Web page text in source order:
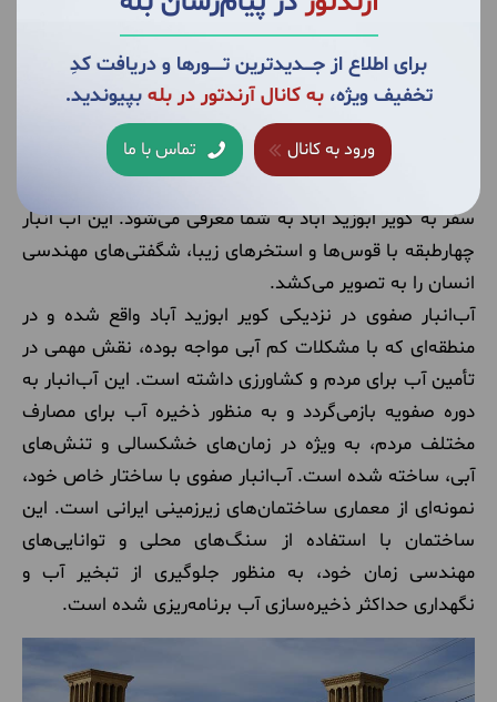
برای اطلاع از جــــدیدترین تــــــورها و دریافت کدِ
تخفیف ویژه،به کانال آرندتور در بله بپیوندید.
ورود به کانال تماس با ما
شهر تاریخی نوش‌آباد از جاذبه‌های گردشگری کویر ابوزید آباد
آب انبار صفوی
آب انبار صفوی با معماری زیبا و کاربری عجیب خود، یکی از
سفر به کویر ابوزید آباد به شما معرفی می‌شود. این آب انبار
چهارطبقه با قوس‌ها و استخرهای زیبا، شگفتی‌های مهندسی
انسان را به تصویر می‌کشد.
آب‌انبار صفوی در نزدیکی کویر ابوزید آباد واقع شده و در
منطقه‌ای که با مشکلات کم آبی مواجه بوده، نقش مهمی در
تأمین آب برای مردم و کشاورزی داشته است. این آب‌انبار به
دوره صفویه بازمی‌گردد و به منظور ذخیره آب برای مصارف
مختلف مردم، به ویژه در زمان‌های خشکسالی و تنش‌های
آبی، ساخته شده است. آب‌انبار صفوی با ساختار خاص خود،
نمونه‌ای از معماری ساختمان‌های زیرزمینی ایرانی است. این
ساختمان با استفاده از سنگ‌های محلی و توانایی‌های
مهندسی زمان خود، به منظور جلوگیری از تبخیر آب و
نگهداری حداکثر ذخیره‌سازی آب برنامه‌ریزی شده است.